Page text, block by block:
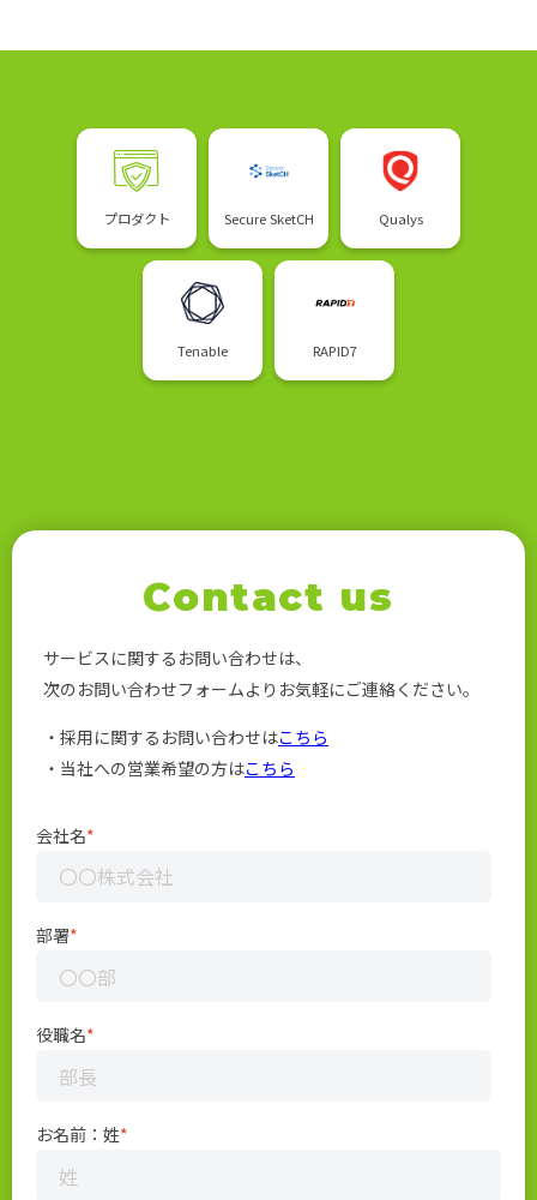
プロダクト Secure SketCH Qualys
Tenable RAPID7
Contact us
サービスに関するお問い合わせは、
次のお問い合わせフォームよりお気軽にご連絡ください。
・採用に関するお問い合わせはこちら
・当社への営業希望の方はこちら
会社名*
部署*
役職名*
お名前：姓*